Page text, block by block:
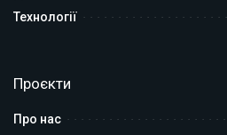
Технології
Проєкти
Про нас